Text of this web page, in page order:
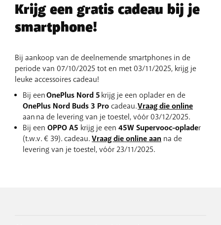
Krijg een gratis cadeau bij je
smartphone!
Bij aankoop van de deelnemende smartphones in de
periode van 07/10/2025 tot en met 03/11/2025, krijg je
leuke accessoires cadeau!
Bij eenOnePlus Nord 5 krijg je een oplader en de
OnePlus Nord Buds 3 Pro cadeau.Vraag die online
aan na de levering van je toestel, vóór 03/12/2025.
Bij een OPPO A5 krijg je een 45W Supervooc-oplader
(t.w.v. € 39). cadeau. Vraag die online aan na de
levering van je toestel, vóór 23/11/2025.